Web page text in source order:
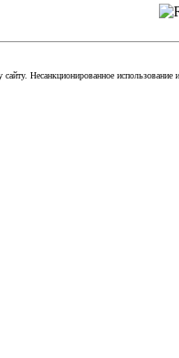
Несанкционированное